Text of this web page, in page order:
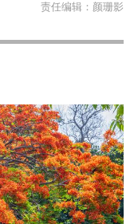
责任编辑： 颜珊影